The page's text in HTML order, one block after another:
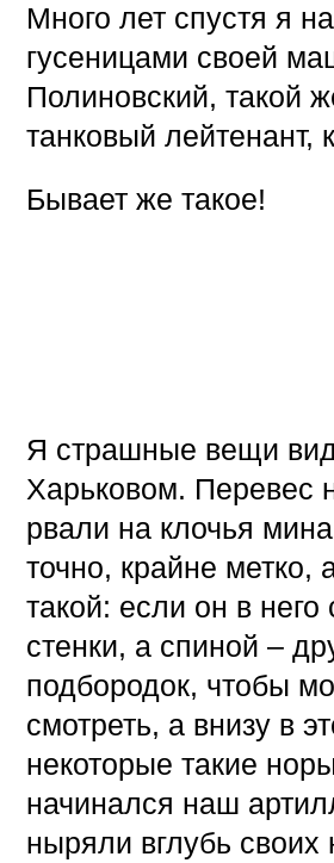
Много лет спустя я
гусеницами своей
Полиновский, такой
танковый лейтенант,
Бывает же такое!
Я страшные вещи
Харьковом. Перевес
рвали на клочья
точно, крайне метко,
такой: если он в
стенки, а спиной –
подбородок, чтобы
смотреть, а внизу в
некоторые такие
начинался наш
ныряли вглубь